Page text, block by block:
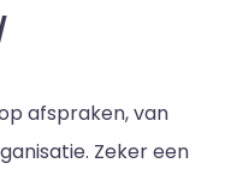
afspraken, van
Zeker een